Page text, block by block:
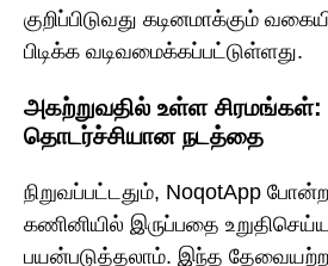
குறிப்பிடுவது கடினமாக்கும்
பிடிக்க வடிவமைக்கப்பட்டுள்ளது.
அகற்றுவதில் உள்ள
தொடர்ச்சியான நடத்தை
நிறுவப்பட்டதும், NoqotApp
கணினியில் இருப்பதை
பயன்படுத்தலாம். இந்த